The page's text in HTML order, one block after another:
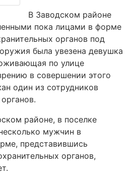
В Заводском районе
пока лицами в форме
органов под
была увезена девушка
по улице
в совершении этого
один из сотрудников
районе, в поселке
мужчин в
представившись
органов,